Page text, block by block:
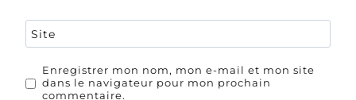
Site
Enregistrer mon nom, mon e-mail et mon site
dans le navigateur pour mon prochain
commentaire.